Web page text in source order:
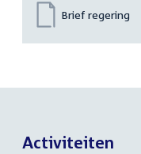
Brief regering
Activiteiten